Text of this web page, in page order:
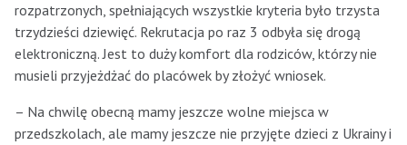
rozpatrzonych, spełniających wszystkie kryteria było trzysta
trzydzieści dziewięć. Rekrutacja po raz 3 odbyła się drogą
elektroniczną. Jest to duży komfort dla rodziców, którzy nie
musieli przyjeżdżać do placówek by złożyć wniosek.
– Na chwilę obecną mamy jeszcze wolne miejsca w
przedszkolach, ale mamy jeszcze nie przyjęte dzieci z Ukrainy i